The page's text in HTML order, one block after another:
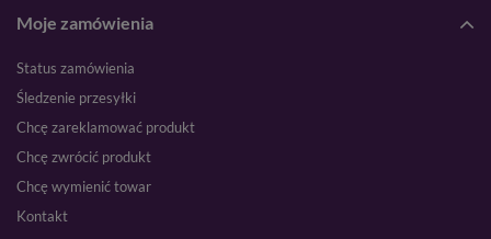
Moje zamówienia
Status zamówienia
Śledzenie przesyłki
Chcę zareklamować produkt
Chcę zwrócić produkt
Chcę wymienić towar
Kontakt